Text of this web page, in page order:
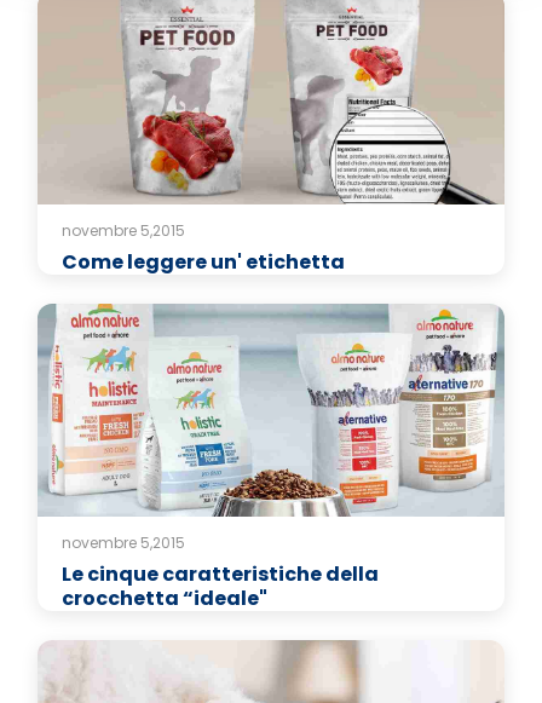
novembre 5,2015
Come leggere un' etichetta
novembre 5,2015
Le cinque caratteristiche della
crocchetta “ideale"